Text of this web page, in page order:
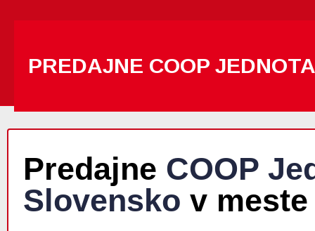
PREDAJNE COOP
Predajne COOP
Slovensko v